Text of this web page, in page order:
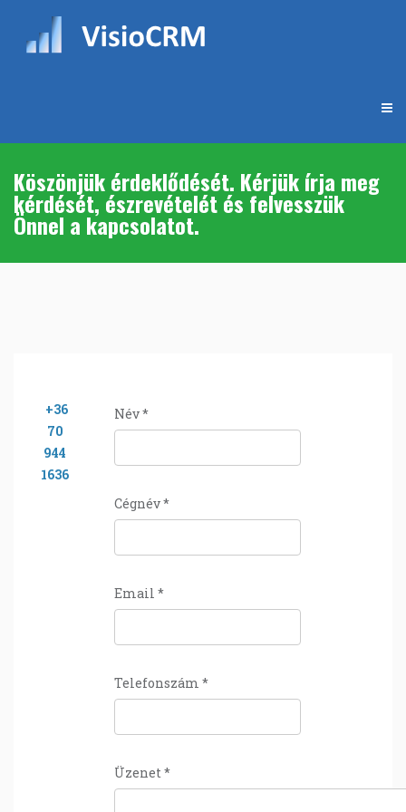
Köszönjük érdeklődését. Kérjük írja meg
kérdését, észrevételét és felvesszük
Önnel a kapcsolatot.
+36
70
944
1636
Név*
Cégnév*
Email *
Telefonszám *
Üzenet*